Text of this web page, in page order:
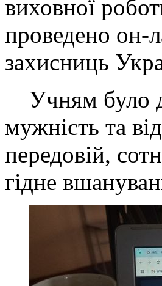
виховної
проведено он-
захисниць
Учням було
мужність та
передовій,
гідне